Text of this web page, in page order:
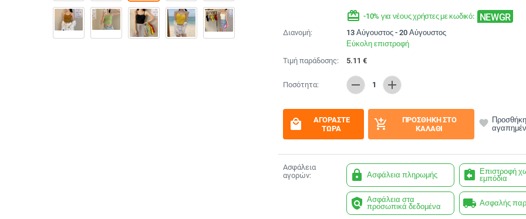
redeem -10% για νέους χρήστες με κωδικό: NEWGR
Διανομή:
13 Αύγουστος - 20 Αύγουστος
Εύκολη επιστροφή
Τιμή παράδοσης:
5.11 €
Ποσότητα: remove 1 add
local_mall
ΑΓΟΡΆΣΤΕ
ΤΏΡΑ
add_shopping_cart
ΠΡΟΣΘΉΚΗ ΣΤΟ
ΚΑΛΆΘΙ
favorite
Ασφάλεια
αγορών:
lock Ασφάλεια πληρωμής assignment_return Επιστροφή
εμπόδια
policy Ασφάλεια στα
προσωπικά δεδομένα
local_shipping Ασφαλής